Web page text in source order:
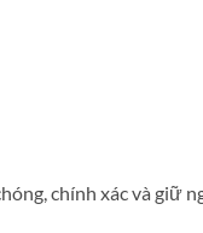
chính xác và giữ